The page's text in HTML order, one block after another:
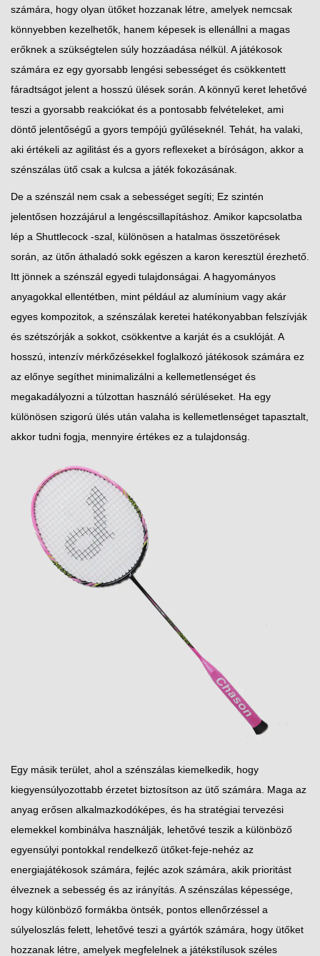
számára, hogy olyan ütőket hozzanak létre, amelyek nemcsak
könnyebben kezelhetők, hanem képesek is ellenállni a magas
erőknek a szükségtelen súly hozzáadása nélkül. A játékosok
számára ez egy gyorsabb lengési sebességet és csökkentett
fáradtságot jelent a hosszú ülések során. A könnyű keret lehetővé
teszi a gyorsabb reakciókat és a pontosabb felvételeket, ami
döntő jelentőségű a gyors tempójú gyűléseknél. Tehát, ha valaki,
aki értékeli az agilitást és a gyors reflexeket a bíróságon, akkor a
szénszálas ütő csak a kulcsa a játék fokozásának.
De a szénszál nem csak a sebességet segíti; Ez szintén
jelentősen hozzájárul a lengéscsillapításhoz. Amikor kapcsolatba
lép a Shuttlecock -szal, különösen a hatalmas összetörések
során, az ütőn áthaladó sokk egészen a karon keresztül érezhető.
Itt jönnek a szénszál egyedi tulajdonságai. A hagyományos
anyagokkal ellentétben, mint például az alumínium vagy akár
egyes kompozitok, a szénszálak keretei hatékonyabban felszívják
és szétszórják a sokkot, csökkentve a karját és a csuklóját. A
hosszú, intenzív mérkőzésekkel foglalkozó játékosok számára ez
az előnye segíthet minimalizálni a kellemetlenséget és
megakadályozni a túlzottan használó sérüléseket. Ha egy
különösen szigorú ülés után valaha is kellemetlenséget tapasztalt,
akkor tudni fogja, mennyire értékes ez a tulajdonság.
Egy másik terület, ahol a szénszálas kiemelkedik, hogy
kiegyensúlyozottabb érzetet biztosítson az ütő számára. Maga az
anyag erősen alkalmazkodóképes, és ha stratégiai tervezési
elemekkel kombinálva használják, lehetővé teszik a különböző
egyensúlyi pontokkal rendelkező ütőket-feje-nehéz az
energiajátékosok számára, fejléc azok számára, akik prioritást
élveznek a sebesség és az irányítás. A szénszálas képessége,
hogy különböző formákba öntsék, pontos ellenőrzéssel a
súlyeloszlás felett, lehetővé teszi a gyártók számára, hogy ütőket
hozzanak létre, amelyek megfelelnek a játékstílusok széles